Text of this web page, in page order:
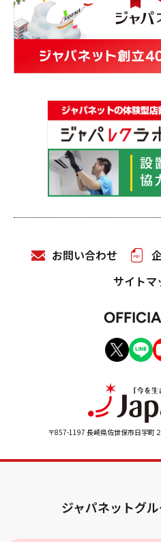
〒857-1197 長崎県佐世保市日宇町
お問い合わせ
サイトマ
ジャパネットグ